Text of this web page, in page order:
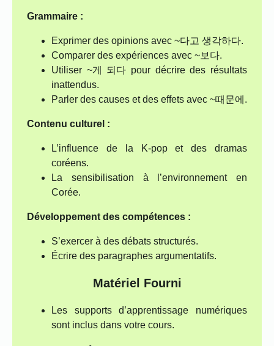
Grammaire :
Exprimer des opinions avec ~다고 생각하다.
Comparer des expériences avec ~보다.
Utiliser ~게 되다 pour décrire des résultats
inattendus.
Parler des causes et des effets avec ~때문에.
Contenu culturel :
L’influence de la K-pop et des dramas
coréens.
La sensibilisation à l’environnement en
Corée.
Développement des compétences :
S’exercer à des débats structurés.
Écrire des paragraphes argumentatifs.
Matériel Fourni
Les supports d’apprentissage numériques
sont inclus dans votre cours.